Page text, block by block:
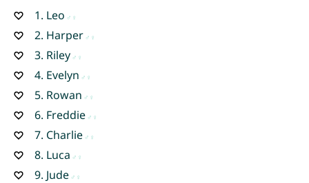
1. Leo
2. Harper
3. Riley
4. Evelyn
5. Rowan
6. Freddie
7. Charlie
8. Luca
9. Jude